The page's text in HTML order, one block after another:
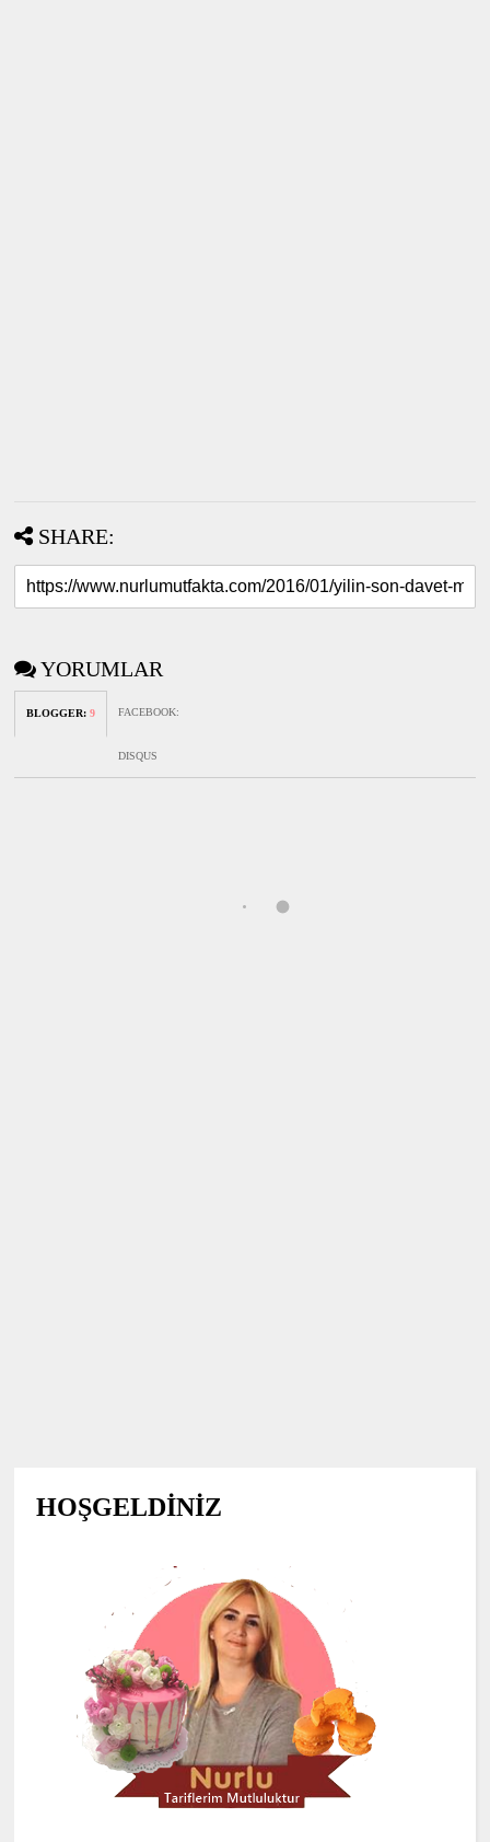
SHARE:
YORUMLAR
BLOGGER:9 FACEBOOK:
DISQUS
HOŞGELDİNİZ